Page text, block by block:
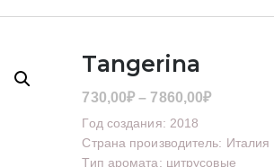
Tangerina
730,00₽ – 7860,00₽Диапазон
730,00₽
–
Год создания: 2018
Страна производитель: Италия
Тип аромата: цитрусовые